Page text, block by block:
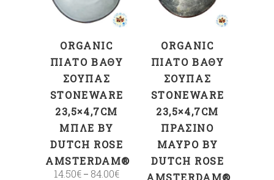
ORGANIC
ΠΙΆΤΟ ΒΑΘΎ
ΣΟΎΠΑΣ
STONEWARE
23,5×4,7CM
ΜΠΛΕ BY
DUTCH ROSE
AMSTERDAM®
14.50€ – 84.00€
ORGANIC
ΠΙΆΤΟ ΒΑΘΎ
ΣΟΎΠΑΣ
STONEWARE
23,5×4,7CM
ΠΡΆΣΙΝΟ
ΜΑΎΡΟ BY
DUTCH ROSE
AMSTERDAM®